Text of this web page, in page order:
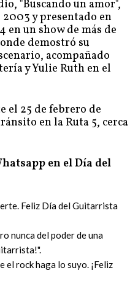
"Buscando un amor",
y presentado en
en un show de más de
demostró su
acompañado
y Yulie Ruth en el
el 25 de febrero de
en la Ruta 5, cerca
en el Día del
Feliz Día del Guitarrista
nunca del poder de una
el rock haga lo suyo. ¡Feliz